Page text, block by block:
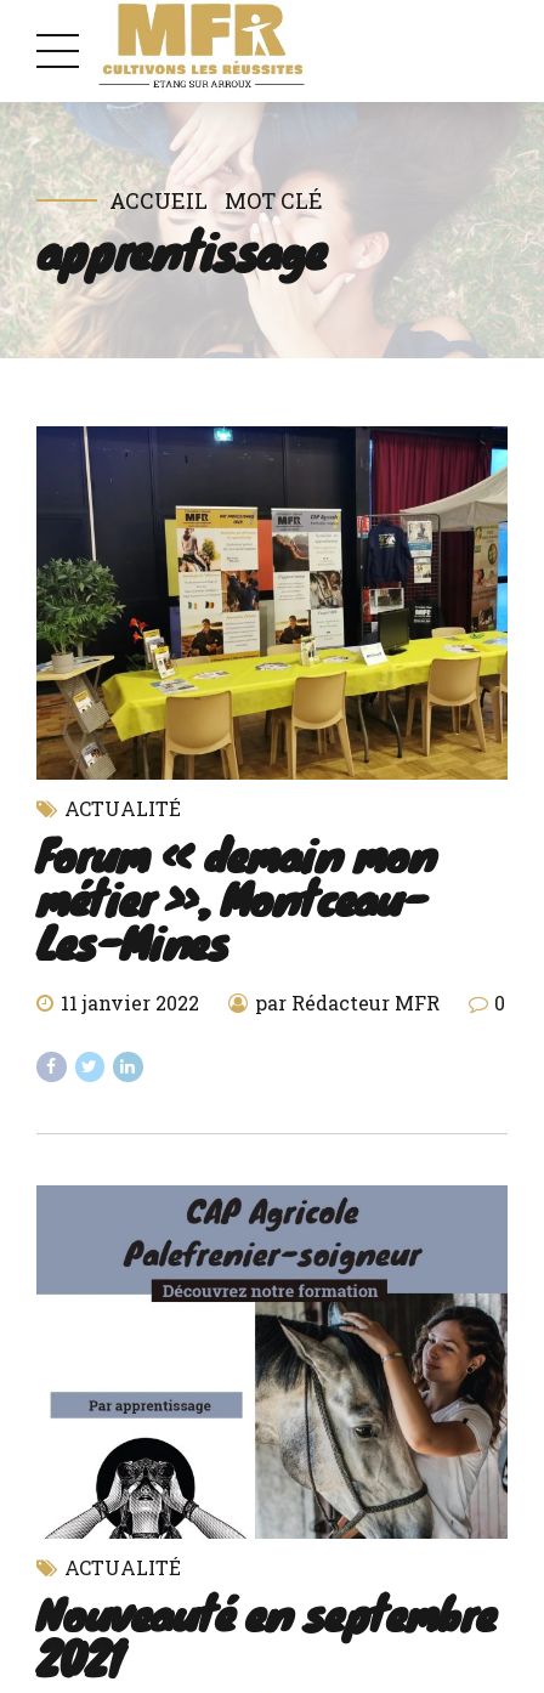
ACCUEIL MOT CLÉ
apprentissage
ACTUALITÉ
Forum « demain mon
métier », Montceau-
Les-Mines
11 janvier 2022 par Rédacteur MFR 0
ACTUALITÉ
Nouveauté en septembre
2021